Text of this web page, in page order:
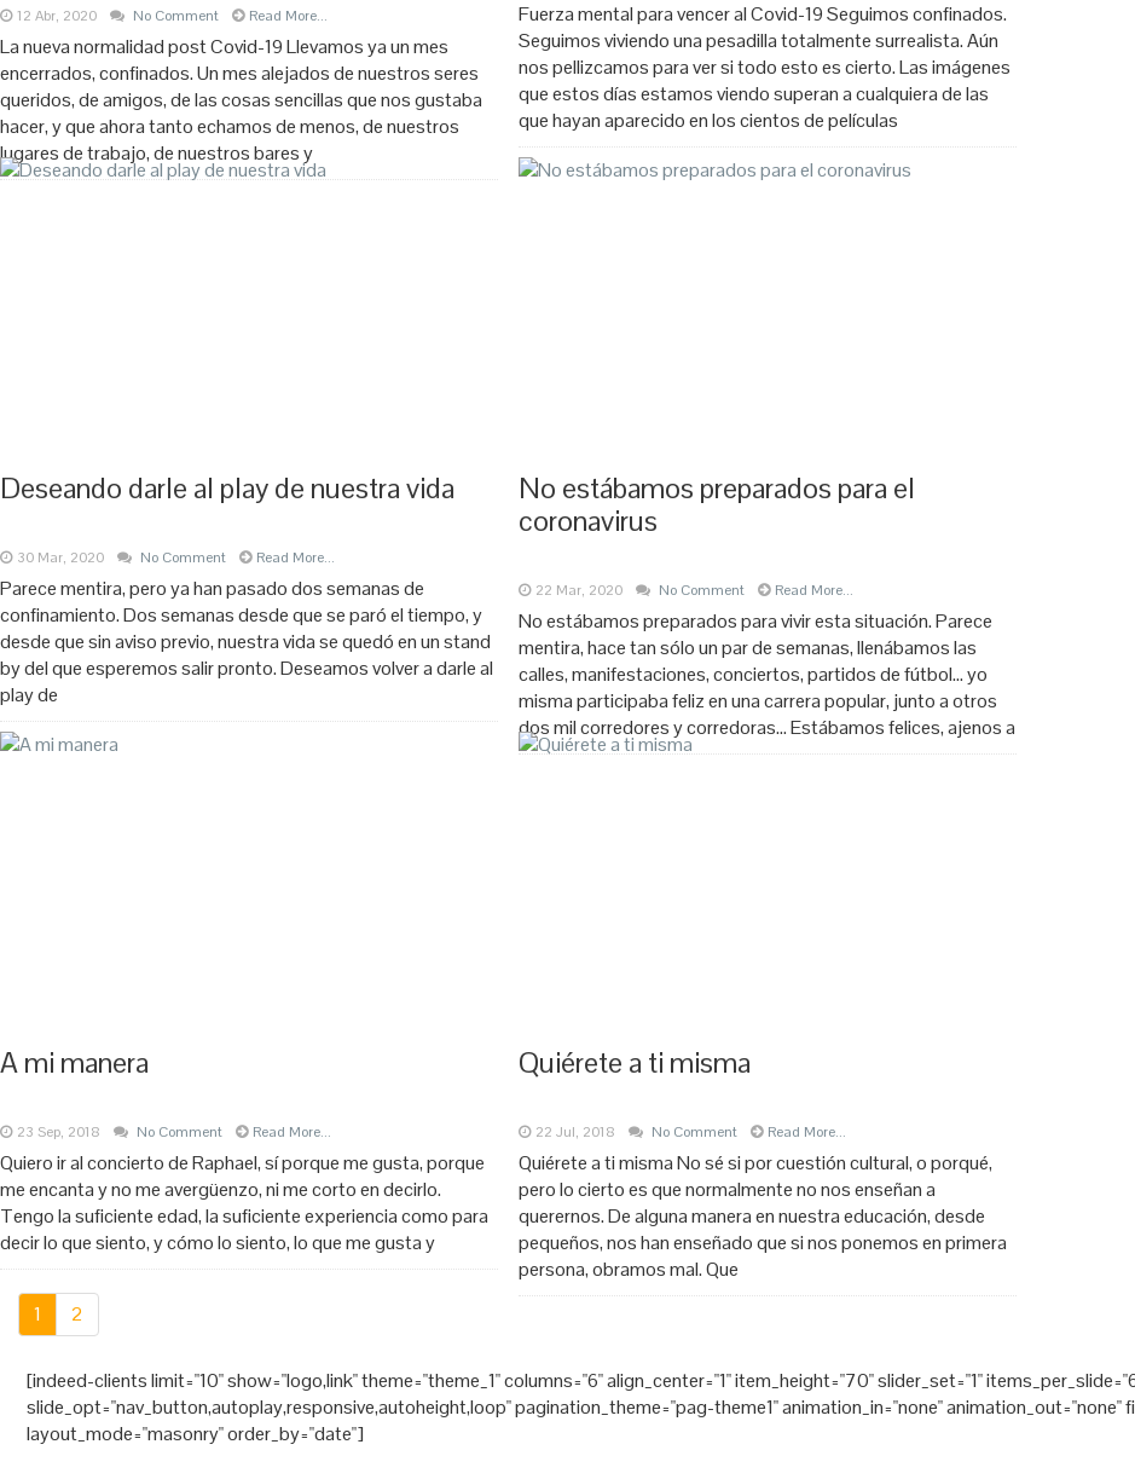
12 Abr, 2020 No Comment Read More...
La nueva normalidad post Covid-19 Llevamos ya un mes
encerrados, confinados. Un mes alejados de nuestros seres
queridos, de amigos, de las cosas sencillas que nos gustaba
hacer, y que ahora tanto echamos de menos, de nuestros
lugares de trabajo, de nuestros bares y
Fuerza mental para vencer al Covid-19 Seguimos confinados.
Seguimos viviendo una pesadilla totalmente surrealista. Aún
nos pellizcamos para ver si todo esto es cierto. Las imágenes
que estos días estamos viendo superan a cualquiera de las
que hayan aparecido en los cientos de películas
Deseando darle al play de nuestra vida
30 Mar, 2020 No Comment Read More...
Parece mentira, pero ya han pasado dos semanas de
confinamiento. Dos semanas desde que se paró el tiempo, y
desde que sin aviso previo, nuestra vida se quedó en un stand
by del que esperemos salir pronto. Deseamos volver a darle al
play de
No estábamos preparados para el
coronavirus
22 Mar, 2020 No Comment Read More...
No estábamos preparados para vivir esta situación. Parece
mentira, hace tan sólo un par de semanas, llenábamos las
calles, manifestaciones, conciertos, partidos de fútbol… yo
misma participaba feliz en una carrera popular, junto a otros
dos mil corredores y corredoras… Estábamos felices, ajenos a
A mi manera
23 Sep, 2018 No Comment Read More...
Quiero ir al concierto de Raphael, sí porque me gusta, porque
me encanta y no me avergüenzo, ni me corto en decirlo.
Tengo la suficiente edad, la suficiente experiencia como para
decir lo que siento, y cómo lo siento, lo que me gusta y
Quiérete a ti misma
22 Jul, 2018 No Comment Read More...
Quiérete a ti misma No sé si por cuestión cultural, o porqué,
pero lo cierto es que normalmente no nos enseñan a
querernos. De alguna manera en nuestra educación, desde
pequeños, nos han enseñado que si nos ponemos en primera
persona, obramos mal. Que
1
2
[indeed-clients limit="10" show="logo,link" theme="theme_1" columns="6" align_center="1" item_height="70" slider_set="1"
slide_opt="nav_button,autoplay,responsive,autoheight,loop" pagination_theme="pag-theme1" animation_in="none"
layout_mode="masonry" order_by="date"]